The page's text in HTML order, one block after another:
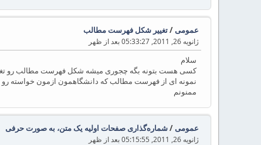
عمومی/تغییر شکل فهرست مطالب
ژانویه 26, 2011, 05:33:27 بعد از ظهر
سلام
کسی هست بتونه بگه چجوری میشه شکل فهرست مطالب رو
نمونه ای از فهرست مطالب که دانشگاهمون ازمون خواسته
ممنونم
عمومی /شماره‌گذاری صفحات اولیه یک متن، به صورت حرفی
ژانویه 26, 2011, 05:15:55 بعد از ظهر